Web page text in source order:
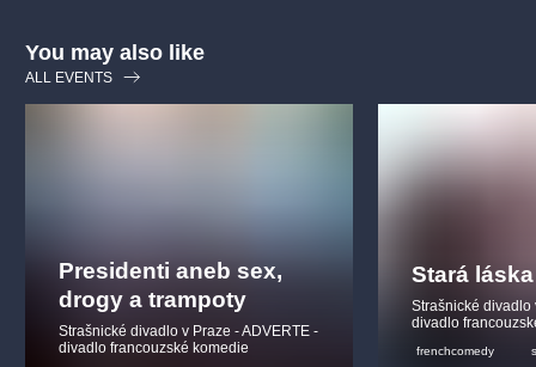
You may also like
ALL EVENTS
Presidenti aneb sex,
drogy a trampoty
Strašnické divadlo v Praze - ADVERTE -
divadlo francouzské komedie
Stará
Strašnické divadlo
divadlo
frenchcomedy